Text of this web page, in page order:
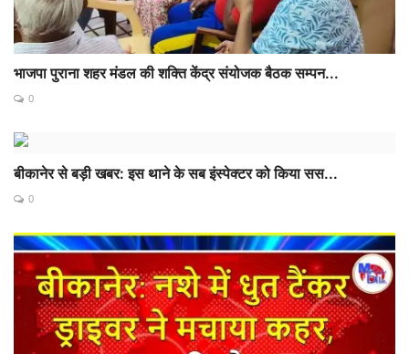
भाजपा पुराना शहर मंडल की शक्ति केंद्र संयोजक बैठक सम्पन...
0
बीकानेर से बड़ी खबर: इस थाने के सब इंस्पेक्टर को किया सस...
0